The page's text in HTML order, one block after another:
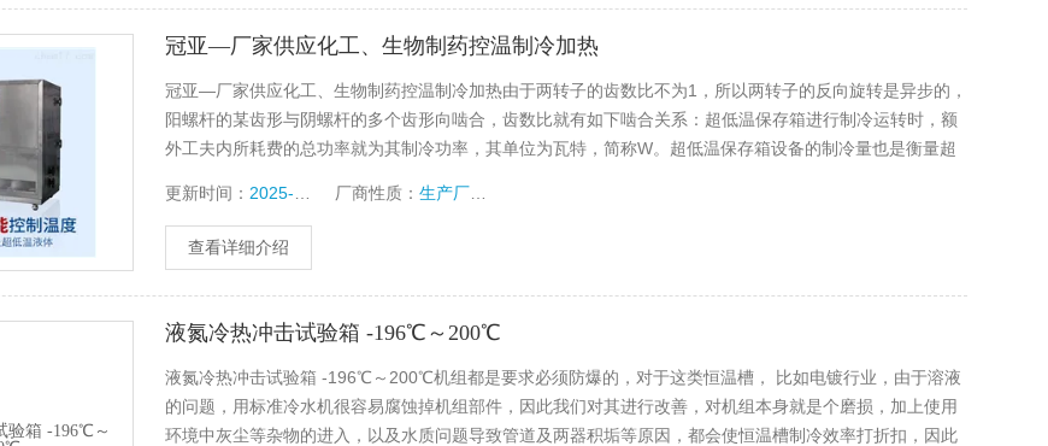
冠亚—厂家供应化工、生物制药控温制冷加热
冠亚—厂家供应化工、生物制药控温制冷加热由于两转子的齿数比不为1，所以两转子的反向旋转是异步的，
阳螺杆的某齿形与阴螺杆的多个齿形向啮合，齿数比就有如下啮合关系：超低温保存箱进行制冷运转时，额
外工夫内所耗费的总功率就为其制冷功率，其单位为瓦特，简称W。超低温保存箱设备的制冷量也是衡量超
更新时间： 2025-01-02 厂商性质：生产厂家
查看详细介绍
液氮冷热冲击试验箱 -196℃～200℃
液氮冷热冲击试验箱 -196℃～200℃机组都是要求必须防爆的，对于这类恒温槽， 比如电镀行业，由于溶液
的问题，用标准冷水机很容易腐蚀掉机组部件，因此我们对其进行改善，对机组本身就是个磨损，加上使用
环境中灰尘等杂物的进入，以及水质问题导致管道及两器积垢等原因，都会使恒温槽制冷效率打折扣，因此